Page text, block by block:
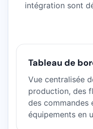
intégration sont
Tableau de
Vue centralisée
production, des
des commandes
équipements en